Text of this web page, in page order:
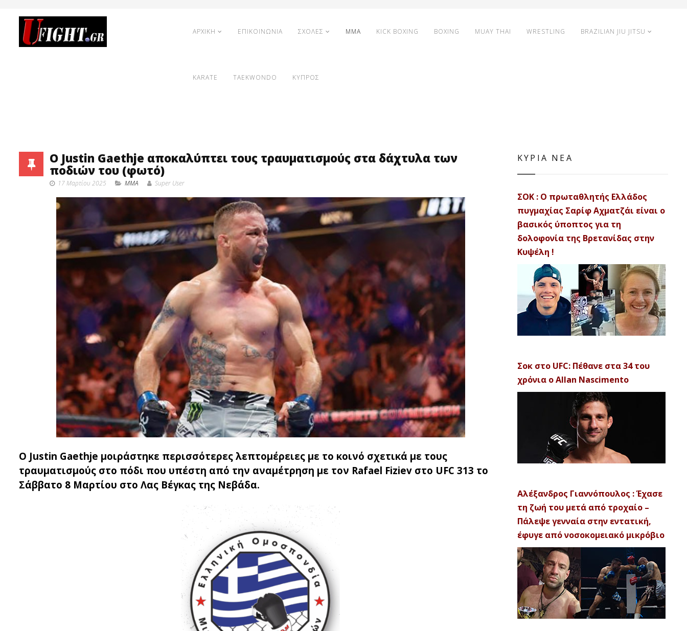
ΑΡΧΙΚΗ ΕΠΙΚΟΙΝΩΝΙΑ ΣΧΟΛΕΣ MMA KICK BOXING BOXING MUAY THAI WRESTLING BRAZILIAN JIU JITSU
KARATE TAEKWONDO ΚΥΠΡΟΣ
Ο Justin Gaethje αποκαλύπτει τους τραυματισμούς στα δάχτυλα των
ποδιών του (φωτό)
17 Μαρτίου 2025 MMA Super User
Ο Justin Gaethje μοιράστηκε περισσότερες λεπτομέρειες με το κοινό σχετικά με τους
τραυματισμούς στο πόδι που υπέστη από την αναμέτρηση με τον Rafael Fiziev στο UFC 313 το
Σάββατο 8 Μαρτίου στο Λας Βέγκας της Νεβάδα.
ΚΥΡΙΑ ΝΕΑ
ΣΟΚ : Ο πρωταθλητής Ελλάδος
πυγμαχίας Σαρίφ Αχματζάι είναι ο
βασικός ύποπτος για τη
δολοφονία της Βρετανίδας στην
Κυψέλη !
Σοκ στο UFC: Πέθανε στα 34 του
χρόνια ο Allan Nascimento
Αλέξανδρος Γιαννόπουλος : Έχασε
τη ζωή του μετά από τροχαίο –
Πάλεψε γενναία στην εντατική,
έφυγε από νοσοκομειακό μικρόβιο